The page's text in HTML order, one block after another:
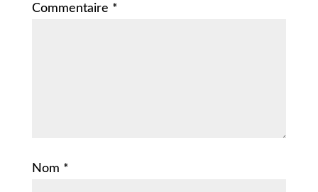
Commentaire *
Nom *